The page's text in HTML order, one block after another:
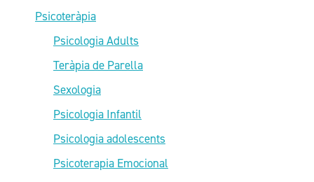
Psicoteràpia
Psicologia Adults
Teràpia de Parella
Sexologia
Psicologia Infantil
Psicologia adolescents
Psicoterapia Emocional